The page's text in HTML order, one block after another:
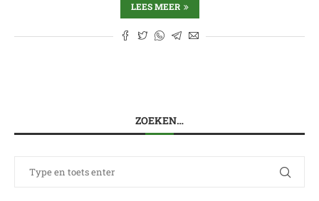
LEES MEER
ZOEKEN…